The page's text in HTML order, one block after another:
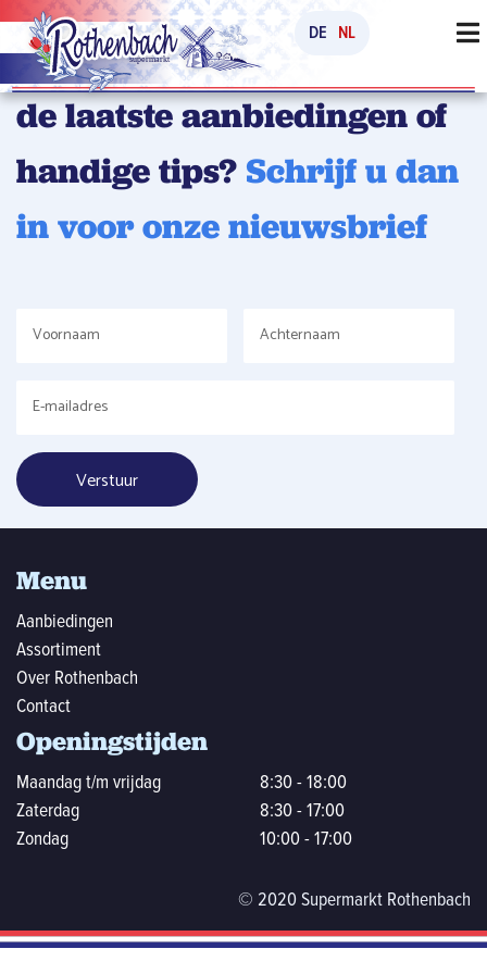
DE NL
Wilt u op de hoogte blijven
de laatste aanbiedingen of
handige tips? Schrijf u dan
in voor onze nieuwsbrief
Menu
Aanbiedingen
Assortiment
Over Rothenbach
Contact
Openingstijden
Maandag t/m vrijdag
8:30 - 18:00
Zaterdag
8:30 - 17:00
Zondag
10:00 - 17:00
© 2020 Supermarkt Rothenbach